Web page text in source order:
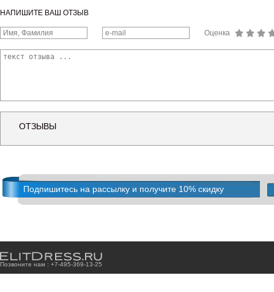
НАПИШИТЕ ВАШ ОТЗЫВ
Оценка
ОТЗЫВЫ
Подпишитесь на рассылку и получите 10% скидку
Позвоните нам : +7-495-369-13-25